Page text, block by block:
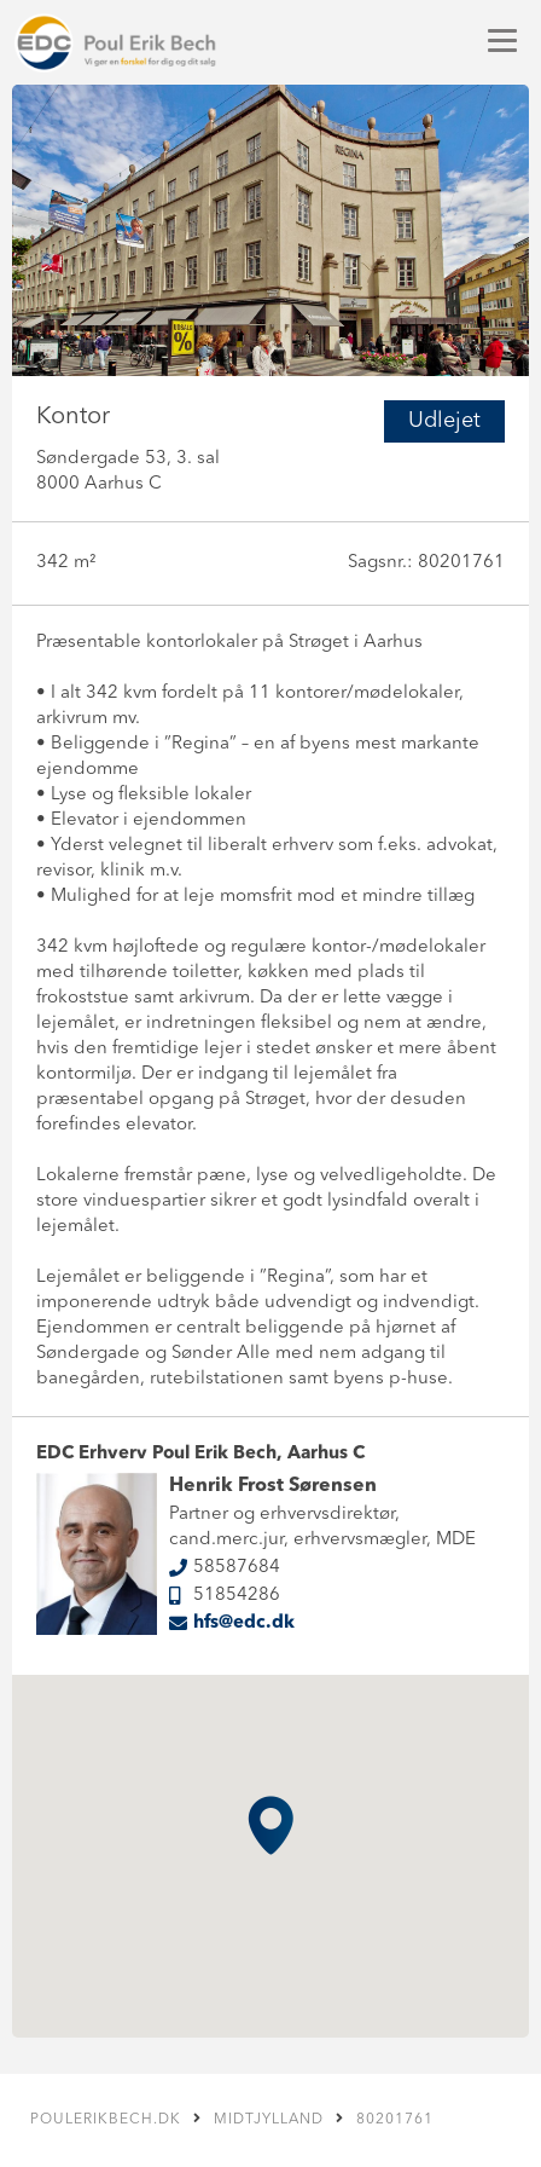
Udlejet
Kontor
Søndergade 53, 3. sal
8000 Aarhus C
342 m² Sagsnr.: 80201761
Præsentable kontorlokaler på Strøget i Aarhus
• I alt 342 kvm fordelt på 11 kontorer/mødelokaler,
arkivrum mv.
• Beliggende i ”Regina” – en af byens mest markante
ejendomme
• Lyse og fleksible lokaler
• Elevator i ejendommen
• Yderst velegnet til liberalt erhverv som f.eks. advokat,
revisor, klinik m.v.
• Mulighed for at leje momsfrit mod et mindre tillæg
342 kvm højloftede og regulære kontor-/mødelokaler
med tilhørende toiletter, køkken med plads til
frokoststue samt arkivrum. Da der er lette vægge i
lejemålet, er indretningen fleksibel og nem at ændre,
hvis den fremtidige lejer i stedet ønsker et mere åbent
kontormiljø. Der er indgang til lejemålet fra
præsentabel opgang på Strøget, hvor der desuden
forefindes elevator.
Lokalerne fremstår pæne, lyse og velvedligeholdte. De
store vinduespartier sikrer et godt lysindfald overalt i
lejemålet.
Lejemålet er beliggende i ”Regina”, som har et
imponerende udtryk både udvendigt og indvendigt.
Ejendommen er centralt beliggende på hjørnet af
Søndergade og Sønder Alle med nem adgang til
banegården, rutebilstationen samt byens p-huse.
EDC Erhverv Poul Erik Bech, Aarhus C
Henrik Frost Sørensen
Partner og erhvervsdirektør,
cand.merc.jur, erhvervsmægler, MDE
58587684
51854286
hfs@edc.dk
POULERIKBECH.DK MIDTJYLLAND 80201761